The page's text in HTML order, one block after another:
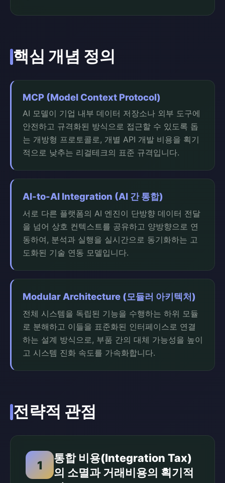
핵심 개념 정의
MCP (Model Context Protocol)
AI 모델이 기업 내부 데이터 저장소나 외부 도구에
안전하고 규격화된 방식으로 접근할 수 있도록 돕
는 개방형 프로토콜로, 개별 API 개발 비용을 획기
적으로 낮추는 리걸테크의 표준 규격입니다.
AI-to-AI Integration (AI 간 통합)
서로 다른 플랫폼의 AI 엔진이 단방향 데이터 전달
을 넘어 상호 컨텍스트를 공유하고 양방향으로 연
동하여, 분석과 실행을 실시간으로 동기화하는 고
도화된 기술 연동 모델입니다.
Modular Architecture (모듈러 아키텍처)
전체 시스템을 독립된 기능을 수행하는 하위 모듈
로 분해하고 이들을 표준화된 인터페이스로 연결
하는 설계 방식으로, 부품 간의 대체 가능성을 높이
고 시스템 진화 속도를 가속화합니다.
전략적 관점
1
통합 비용(Integration Tax)
의 소멸과 거래비용의 획기적